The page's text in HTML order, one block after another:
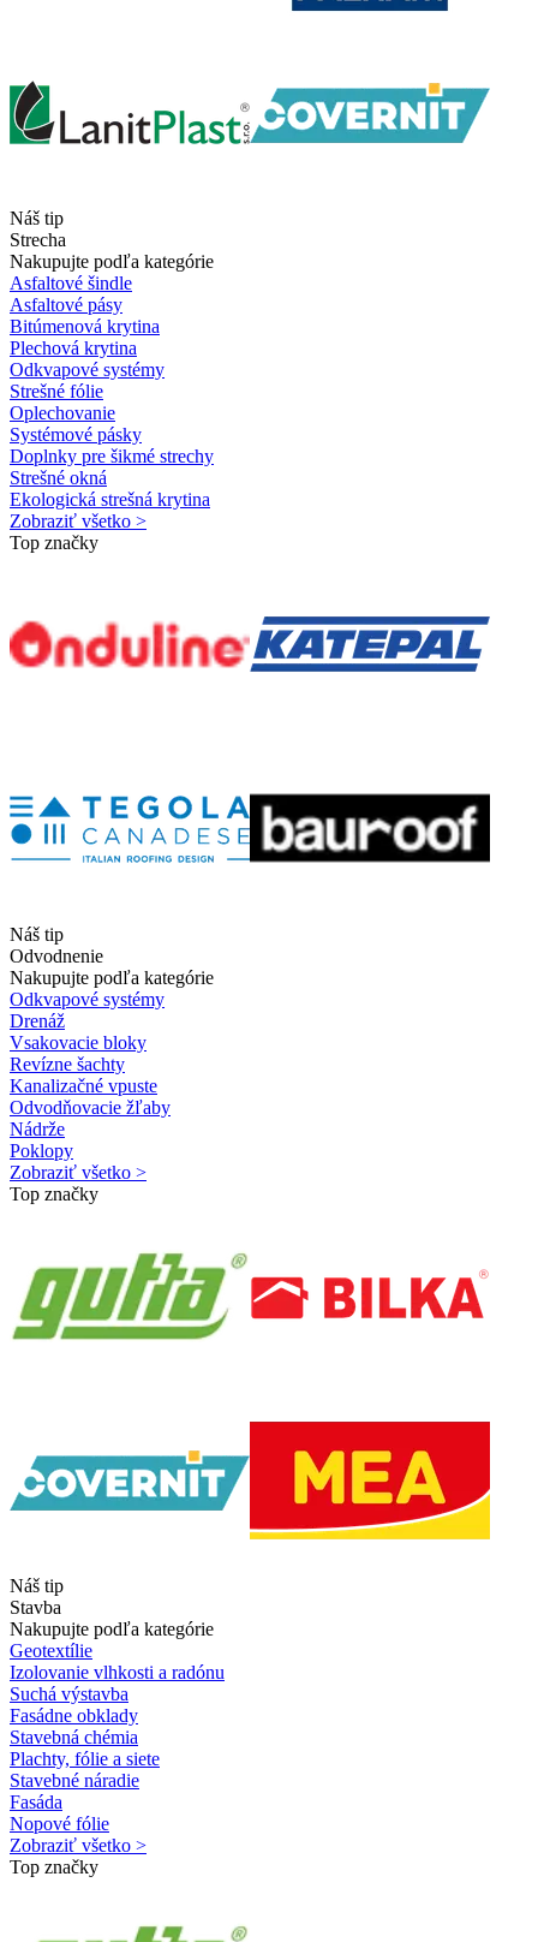
Náš tip
Strecha
Nakupujte podľa kategórie
Asfaltové šindle
Asfaltové pásy
Bitúmenová krytina
Plechová krytina
Odkvapové systémy
Strešné fólie
Oplechovanie
Systémové pásky
Doplnky pre šikmé strechy
Strešné okná
Ekologická strešná krytina
Zobraziť všetko >
Top značky
Náš tip
Odvodnenie
Nakupujte podľa kategórie
Odkvapové systémy
Drenáž
Vsakovacie bloky
Revízne šachty
Kanalizačné vpuste
Odvodňovacie žľaby
Nádrže
Poklopy
Zobraziť všetko >
Top značky
Náš tip
Stavba
Nakupujte podľa kategórie
Geotextílie
Izolovanie vlhkosti a radónu
Suchá výstavba
Fasádne obklady
Stavebná chémia
Plachty, fólie a siete
Stavebné náradie
Fasáda
Nopové fólie
Zobraziť všetko >
Top značky